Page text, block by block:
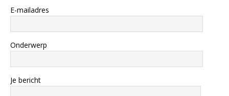
E-mailadres
Onderwerp
Je bericht